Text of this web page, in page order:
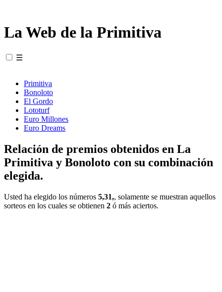
La Web de la Primitiva
☰
Primitiva
Bonoloto
El Gordo
Lototurf
Euro Millones
Euro Dreams
Relación de premios obtenidos en La
Primitiva y Bonoloto con su combinación
elegida.
Usted ha elegido los números 5,31,, solamente se muestran aquellos
sorteos en los cuales se obtienen 2 ó más aciertos.